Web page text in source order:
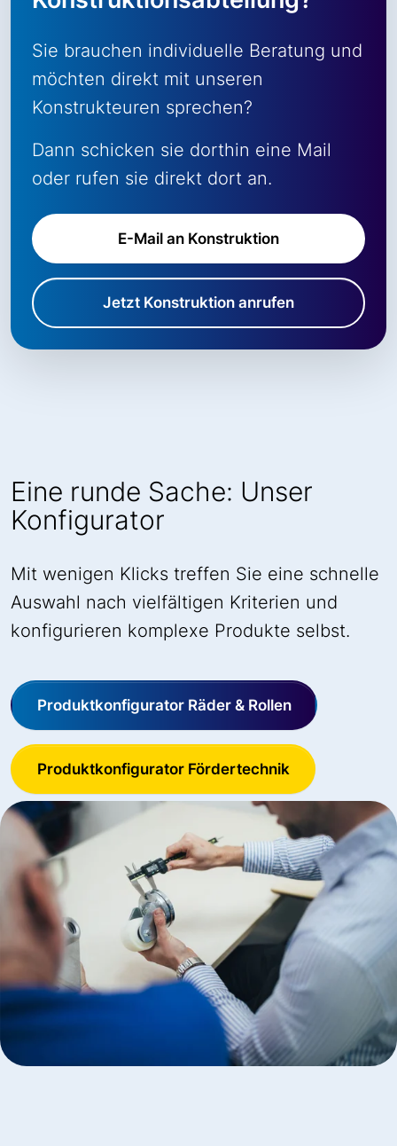
Sie brauchen individuelle Beratung und
möchten direkt mit unseren
Konstrukteuren sprechen?
Dann schicken sie dorthin eine Mail
oder rufen sie direkt dort an.
E-Mail an Konstruktion
Jetzt Konstruktion anrufen
Eine runde Sache: Unser
Konfigurator
Mit wenigen Klicks treffen Sie eine schnelle
Auswahl nach vielfältigen Kriterien und
konfigurieren komplexe Produkte selbst.
Produktkonfigurator Räder & Rollen
Produktkonfigurator Fördertechnik